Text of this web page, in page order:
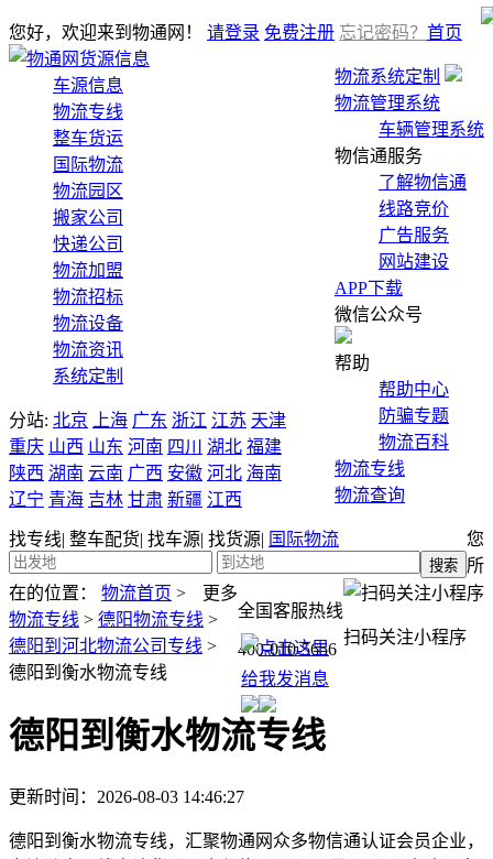
您好，欢迎来到物通网！ 请登录 免费注册 忘记密码？
物流系统定制
物流管理系统
车辆管理系统
物信通服务
了解物信通
线路竞价
广告服务
网站建设
APP下载
微信公众号
帮助
帮助中心
防骗专题
物流百科
物流专线
物流查询
找专线| 整车配货| 找车源| 找货源| 国际物流
全国客服热线
400-010-5656
扫码关注小程序
首页
货源信息
车源信息
物流专线
整车货运
国际物流
物流园区
搬家公司
快递公司
物流加盟
物流招标
物流设备
物流资讯
系统定制
分站: 北京 上海 广东 浙江 江苏 天津
重庆 山西 山东 河南 四川 湖北 福建
陕西 湖南 云南 广西 安徽 河北 海南
辽宁 青海 吉林 甘肃 新疆 江西
更多
您
所
在的位置：
物流首页 >
物流专线 > 德阳物流专线 >
德阳到河北物流公司专线 >
德阳到衡水物流专线
德阳到衡水物流专线
更新时间：2026-08-03 14:46:27
德阳到衡水物流专线，汇聚物通网众多物信通认证会员企业，